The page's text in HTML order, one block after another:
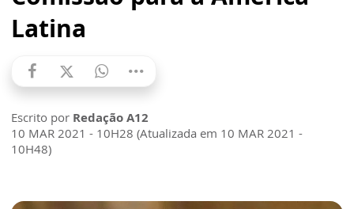
Latina
Escrito por Redação A12
10 MAR 2021 - 10H28 (Atualizada em 10 MAR 2021 -
10H48)